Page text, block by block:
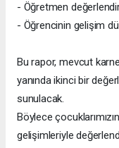
- Öğretmen
- Öğrencinin gelişim
Bu rapor, mevcut
yanında ikinci bir
sunulacak.
Böylece
gelişimleriyle